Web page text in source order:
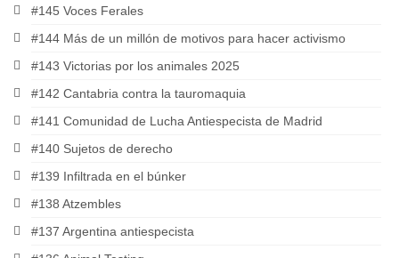
#145 Voces Ferales
#144 Más de un millón de motivos para hacer activismo
#143 Victorias por los animales 2025
#142 Cantabria contra la tauromaquia
#141 Comunidad de Lucha Antiespecista de Madrid
#140 Sujetos de derecho
#139 Infiltrada en el búnker
#138 Atzembles
#137 Argentina antiespecista